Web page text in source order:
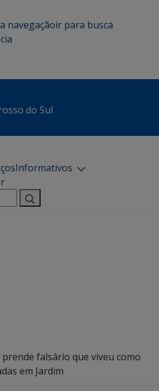
navegaçãoir para busca
do Sul
Informativos
prende falsário que viveu como
em Jardim